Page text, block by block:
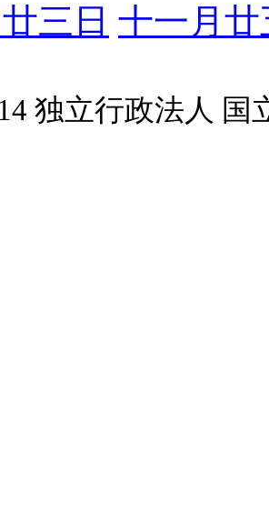
三日 十一月廿
独立行政法人 国